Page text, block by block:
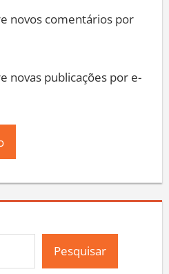
novos comentários por
novas publicações por e-
Pesquisar